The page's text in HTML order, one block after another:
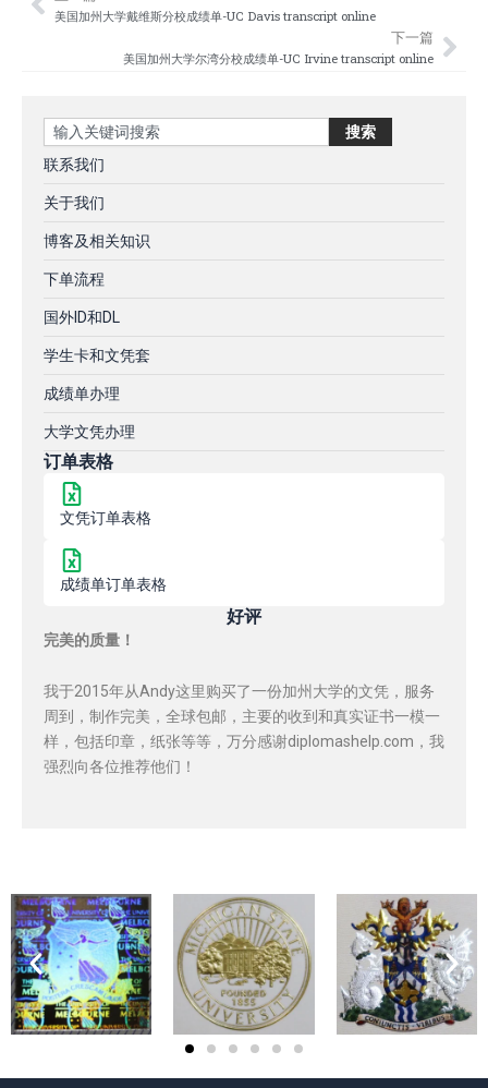
Prev
美国加州大学戴维斯分校成绩单-UC Davis transcript online
下一篇
美国加州大学尔湾分校成绩单-UC Irvine transcript online
Search 搜索
联系我们
关于我们
博客及相关知识
下单流程
国外ID和DL
学生卡和文凭套
成绩单办理
大学文凭办理
订单表格
文凭订单表格
成绩单订单表格
好评
完美的质量！
我于2015年从Andy这里购买了一份加州大学的文凭，服务
周到，制作完美，全球包邮，主要的收到和真实证书一模一
样，包括印章，纸张等等，万分感谢diplomashelp.com，我
强烈向各位推荐他们！